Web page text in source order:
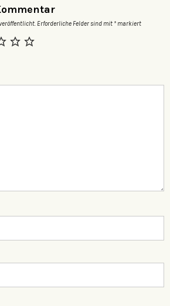
Erforderliche Felder sind mit * markiert